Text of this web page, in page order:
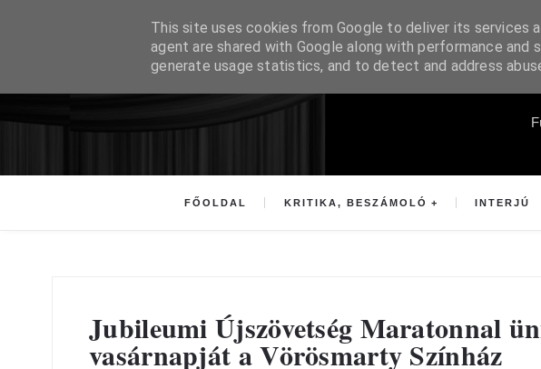
FŐOLDAL KRITIKA, BESZÁMOLÓ INTERJÚ
Jubileumi Újszövetség Maratonnal
vasárnapját a Vörösmarty Színház
This site uses cookies from Google to deliver its services
agent are shared with Google along with performance
generate usage statistics, and to detect and address